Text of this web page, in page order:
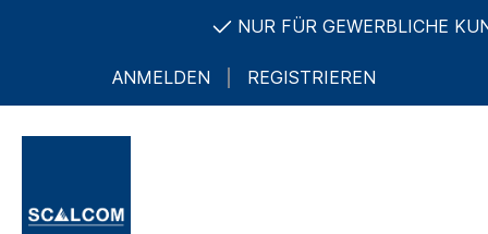
NUR FÜR GEWERBLICHE
ANMELDEN REGISTRIEREN